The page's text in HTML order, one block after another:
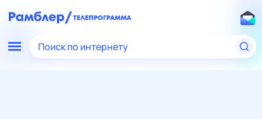
Поиск по интернету